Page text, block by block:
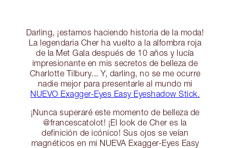
Darling, ¡estamos haciendo historia de la moda!
La legendaria Cher ha vuelto a la alfombra roja
de la Met Gala después de 10 años y lucía
impresionante en mis secretos de belleza de
Charlotte Tilbury... Y, darling, no se me ocurre
nadie mejor para presentarle al mundo mi
NUEVO Exagger-Eyes Easy Eyeshadow Stick.
¡Nunca superaré este momento de belleza de
@francescatolot! ¡El look de Cher es la
definición de icónico! Sus ojos se veían
magnéticos en mi NUEVA Exagger-Eyes Easy